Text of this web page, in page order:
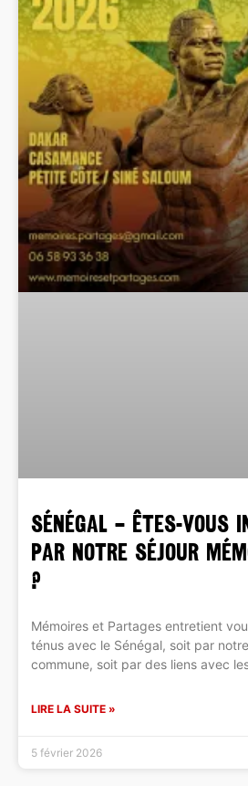
SÉNÉGAL – Êtes-
par notre séjour
?
Mémoires et Partages entretient
ténus avec le Sénégal, soit par
commune, soit par des liens avec
LIRE LA SUITE »
5 février 2026